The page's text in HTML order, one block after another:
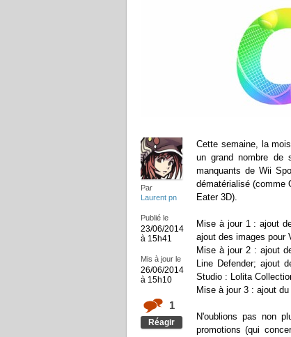
Par
Laurent pn
Publié le
23/06/2014
à 15h41
Mis à jour le
26/06/2014
à 15h10
1
Réagir
Cette semaine, la
un grand nombre de
manquants de Wii
dématérialisé (comme
Eater 3D).
Mise à jour 1 : ajout
ajout des images pour
Mise à jour 2 : ajout
Line Defender; ajout
Studio : Lolita
Mise à jour 3 : ajout
N'oublions pas non
promotions (qui